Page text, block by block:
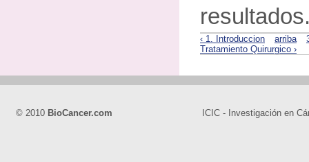
‹ 1. Introduccion arriba
Tratamiento Quirurgico ›
© 2010 BioCancer.com ICIC - Investigación en